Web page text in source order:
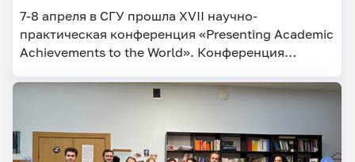
7-8 апреля в СГУ прошла XVII научно-
практическая конференция «Presenting Academic
Achievements to the World». Конференция
языка и межкультурной коммуникации.